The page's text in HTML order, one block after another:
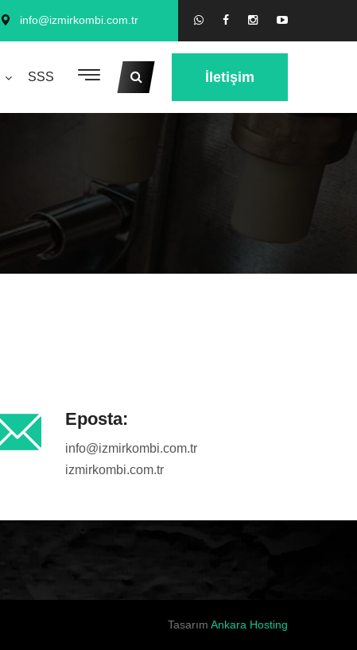
info@izmirkombi.com.tr
SSS İletişim
Eposta:
info@izmirkombi.com.tr
izmirkombi.com.tr
Tasarım Ankara Hosting